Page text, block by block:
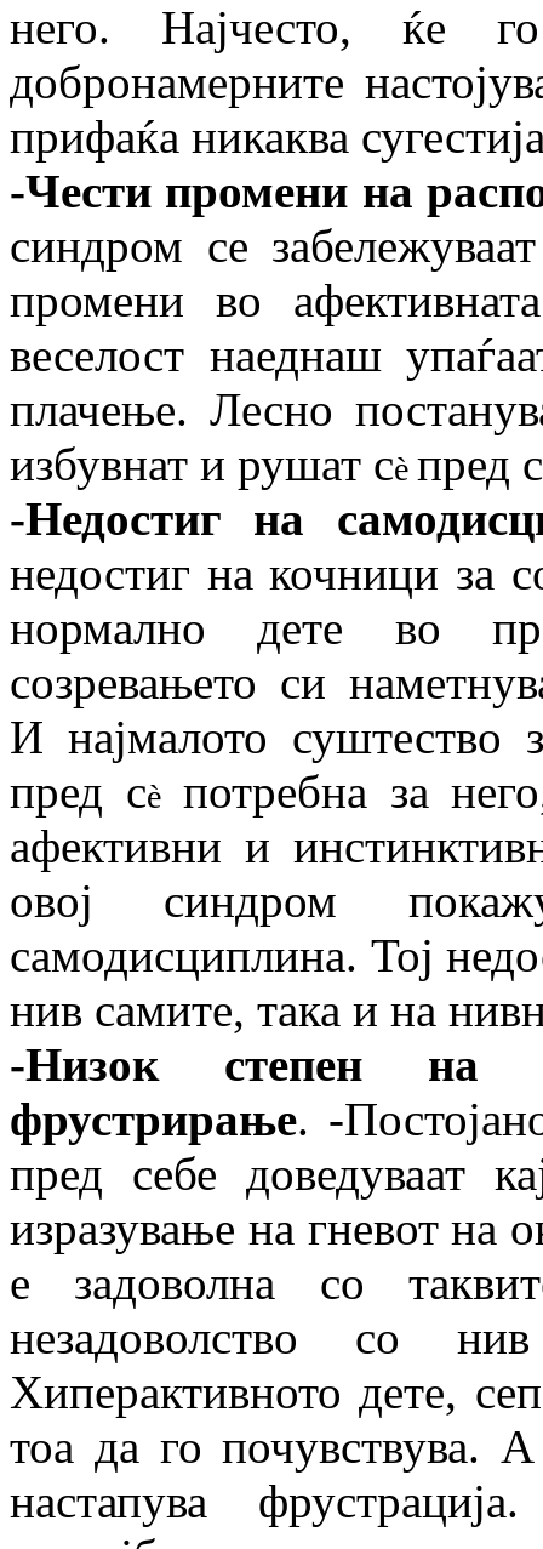
него. Најчесто, ќе
добронамерните
прифаќа никаква
-Чести промени на
синдром се
промени во
веселост наеднаш
плачење. Лесно
избувнат и рушат cè пред
-Недостиг на
недостиг на кочници за
нормално дете во
созревањето си
И најмалото суштество
пред сèпотребна за
афективни и
овој синдром
самодисциплина. Тој
нив самите, така и на
-Низок степен на
фрустрирање. -
пред себе доведуваат
изразување на гневот на
е задоволна со
незадоволство со
Хиперактивното дете,
тоа да го почувствува.
настапува